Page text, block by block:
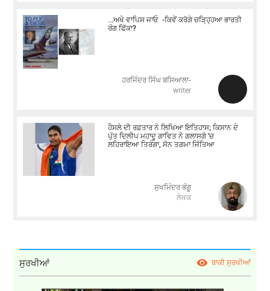
...ਅਖੇ ਵਾਪਿਸ ਜਾਓ -ਕਿਵੇਂ ਕਰੋਗੇ ਚੜਿ੍ਹ੍ਹਆ ਭਾਰਤੀ
ਰੰਗ ਫਿੱਕਾ?
ਹਰਜਿੰਦਰ ਸਿੰਘ ਬਸਿਆਲਾ-
writer
ਹੌਸਲੇ ਦੀ ਰਫ਼ਤਾਰ ਨੇ ਲਿਖਿਆ ਇਤਿਹਾਸ; ਕਿਸਾਨ ਦੇ
ਪੁੱਤ ਦਿਲੀਪ ਮਹਾਦੂ ਗਾਵਿਤ ਨੇ ਗਲਾਸਗੋ 'ਚ
ਲਹਿਰਾਇਆ ਤਿਰੰਗਾ, ਸੋਨ ਤਗਮਾ ਜਿੱਤਿਆ
ਸੁਖਮਿੰਦਰ ਭੰਗੂ
ਲੇਖਕ
ਸੁਰਖੀਆਂ ਬਾਕੀ ਸੁਰਖੀਆਂ